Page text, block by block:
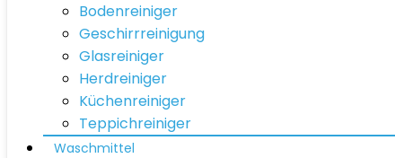
Bodenreiniger
Geschirrreinigung
Glasreiniger
Herdreiniger
Küchenreiniger
Teppichreiniger
Waschmittel